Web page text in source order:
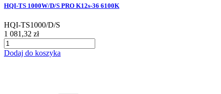
HQI-TS 1000W/D/S PRO K12s-36 6100K
HQI-TS1000/D/S
1 081,32 zł
Dodaj do koszyka